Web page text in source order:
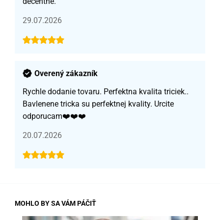
29.07.2026
Overený zákazník
Rychle dodanie tovaru. Perfektna kvalita triciek..
Bavlenene tricka su perfektnej kvality. Urcite
odporucam❤️❤️❤️
20.07.2026
MOHLO BY SA VÁM PÁČIŤ